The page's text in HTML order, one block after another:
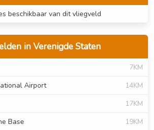
beschikbaar van dit vliegveld
in Verenigde Staten
7KM
Airport
14KM
17KM
Base
19KM